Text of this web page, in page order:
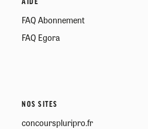
AIDE
FAQ Abonnement
FAQ Egora
NOS SITES
concourspluripro.fr